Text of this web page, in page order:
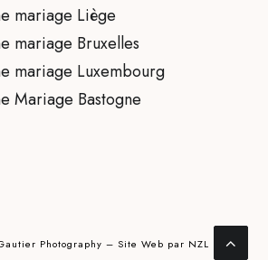
mariage Liège
mariage Bruxelles
mariage Luxembourg
Mariage Bastogne
Photography – Site Web par NZL